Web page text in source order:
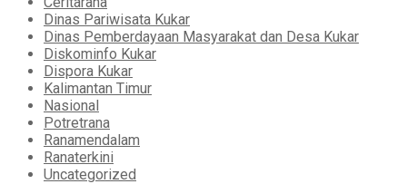
Dinas Pariwisata Kukar
Dinas Pemberdayaan Masyarakat dan Desa Kukar
Diskominfo Kukar
Dispora Kukar
Kalimantan Timur
Nasional
Potretrana
Ranamendalam
Ranaterkini
Uncategorized